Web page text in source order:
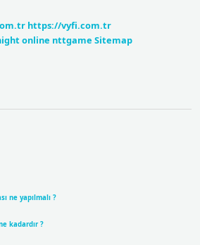
https://vyfi.com.tr
online nttgame Sitemap
ne yapılmalı ?
kadardır ?